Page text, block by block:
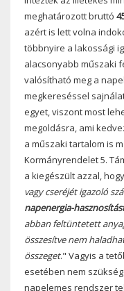
meghatározott bruttó
azért is lett volna
többnyire a lakossági
alacsonyabb műszaki
valósítható meg a
megkereséssel
egyet, viszont most
megoldásra, ami
a műszaki tartalom is
Kormányrendelet 5.
a kiegészült azzal,
vagy cseréjét igazoló
napenergia-
abban feltüntetett
összesítve nem
összeget." Vagyis a
esetében nem
napelemes rendszer